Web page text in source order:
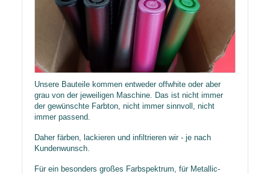
Unsere Bauteile kommen entweder offwhite oder aber
grau von der jeweiligen Maschine. Das ist nicht immer
der gewünschte Farbton, nicht immer sinnvoll, nicht
immer passend.
Daher färben, lackieren und infiltrieren wir - je nach
Kundenwunsch.
Für ein besonders großes Farbspektrum, für Metallic-